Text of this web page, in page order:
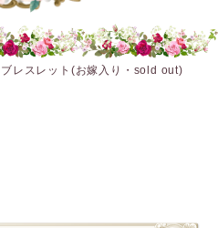
ブレスレット(お嫁入り・sold out)